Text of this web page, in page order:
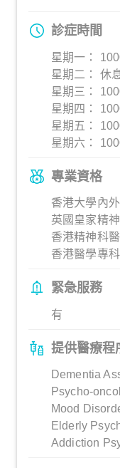
診症時間
星期一：
星期二： 休
星期三：
星期四：
星期五：
星期六：
專業資格
香港大學內
英國皇家精
香港精神科
香港醫學專
緊急服務
有
提供醫療程
Dementia
Psycho-
Mood
Elderly
Addiction